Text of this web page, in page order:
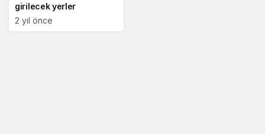
girilecek yerler
2 yıl önce